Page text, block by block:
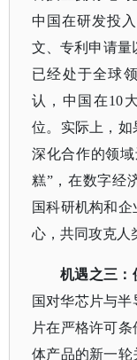
中国在研发投
文、专利申请量
已经处于全球
认，中国在10
位。实际上，如
深化合作的领
糕”，在数字经
国科研机构和
心，共同攻克人
机遇之三：
国对华芯片与
片在严格许可
体产品的新一轮